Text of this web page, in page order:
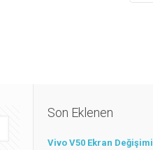
Son Eklenen
Vivo V50 Ekran Değişimi